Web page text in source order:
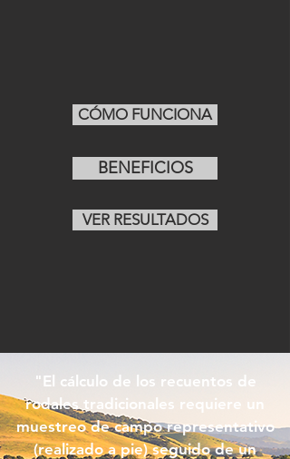
CÓMO FUNCIONA
BENEFICIOS
VER RESULTADOS
"El cálculo de los recuentos de
rodales tradicionales requiere un
muestreo de campo representativo
(realizado a pie) seguido de un